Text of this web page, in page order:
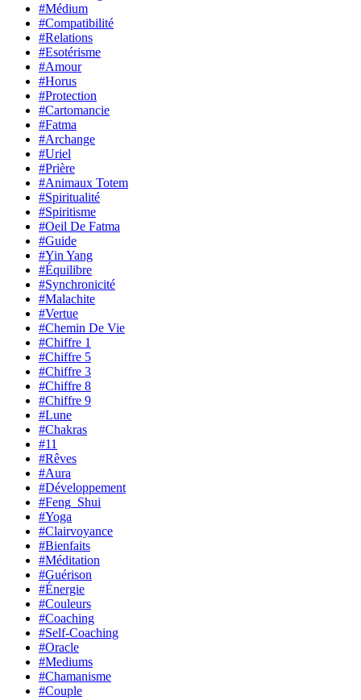
#Médium
#Compatibilité
#Relations
#Esotérisme
#Amour
#Horus
#Protection
#Cartomancie
#Fatma
#Archange
#Uriel
#Prière
#Animaux Totem
#Spiritualité
#Spiritisme
#Oeil De Fatma
#Guide
#Yin Yang
#Équilibre
#Synchronicité
#Malachite
#Vertue
#Chemin De Vie
#Chiffre 1
#Chiffre 5
#Chiffre 3
#Chiffre 8
#Chiffre 9
#Lune
#Chakras
#11
#Rêves
#Aura
#Développement
#Feng_Shui
#Yoga
#Clairvoyance
#Bienfaits
#Méditation
#Guérison
#Énergie
#Couleurs
#Coaching
#Self-Coaching
#Oracle
#Mediums
#Chamanisme
#Couple